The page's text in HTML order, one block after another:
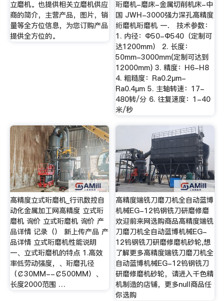
立磨机。也提供相关立磨机供应
商的简介，主营产品，图片，销
量等全方位信息，为您订购产品
提供全方位的。
珩磨机-磨床-金属切削机床-中
国 JWH-3000强力深孔高精度
绗磨机珩磨机 一． 技术参数：
1. 内径：Φ50-Φ540（定制可
达1200mm） 2. 长度：
50mm-3000mm(定制可达到
12000mm) 3. 精度：H6-H8
4. 粗糙度：Ra0.2μm-
Ra0.4μm 5. 主轴转速：17-
480转/分 6. 往复速度：1-40
米/秒
高精度立式珩磨机_行讯数控自
动化金属加工网高精度 立式珩
磨机 询价 立式珩磨机 询价 产
品详情 记录（） 新上传产品 产
品详情 立式珩磨机性能说明
一、立式珩磨机的特点 1.高效
率低劳动强度，、珩磨孔径
（￠30MM--￠500MM）、
长度2000范围 …
高精度端铣刀磨刀机全自动蓝博
机械EG-12钨钢铣刀研磨修磨
欢迎前来网选购商品高精度端铣
刀磨刀机全自动蓝博机械EG-
12钨钢铣刀研磨修磨机砂轮,想
了解更多高精度端铣刀磨刀机全
自动蓝博机械EG-12钨钢铣刀
研磨修磨机砂轮，请进入千色精
机制造的店铺，更多null商品任
你选购